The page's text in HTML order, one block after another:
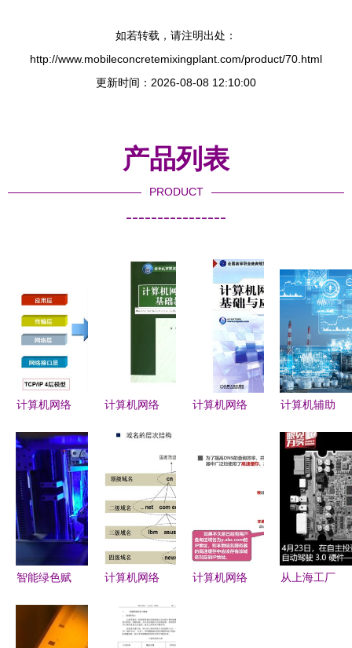
如若转载，请注明出处：
http://www.mobileconcretemixingplant.com/product/70.html
更新时间：2026-08-08 12:10:00
产品列表
PRODUCT
----------------
计算机网络
一文让你拨
开迷雾，直
击网络原理
计算机网络
实践路径探
微
计算机网络
专著的核心
价值
计算机辅助
机网络技术
的融合与开
发应用
智能绿色赋
网络技术如
计算机网络
精整理 | 第
计算机网络
从上海工厂